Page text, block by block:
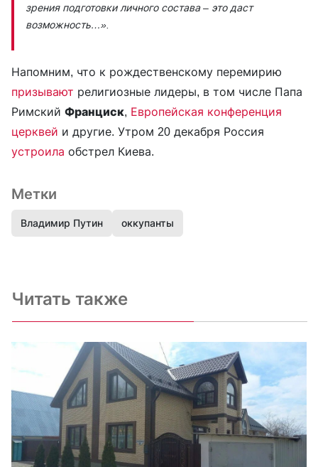
зрения подготовки личного состава – это даст
возможность…».
Напомним, что к рождественскому перемирию
призывают религиозные лидеры, в том числе Папа
Римский Франциск, Европейская конференция
церквей и другие. Утром 20 декабря Россия
устроила обстрел Киева.
Метки
Владимир Путин оккупанты
Читать также